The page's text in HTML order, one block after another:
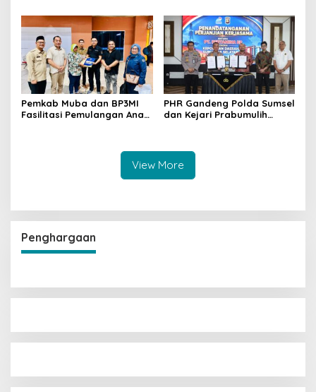
untuk Negara Raih
Penghargaan SKK Migas
Pemkab Muba dan BP3MI
Fasilitasi Pemulangan Anak
PHR Gandeng Polda Sumsel
dan Kejari Prabumulih
View More
Penghargaan